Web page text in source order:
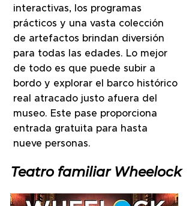
interactivas, los programas
prácticos y una vasta colección
de artefactos brindan diversión
para todas las edades. Lo mejor
de todo es que puede subir a
bordo y explorar el barco histórico
real atracado justo afuera del
museo. Este pase proporciona
entrada gratuita para hasta
nueve personas.
Teatro familiar Wheelock